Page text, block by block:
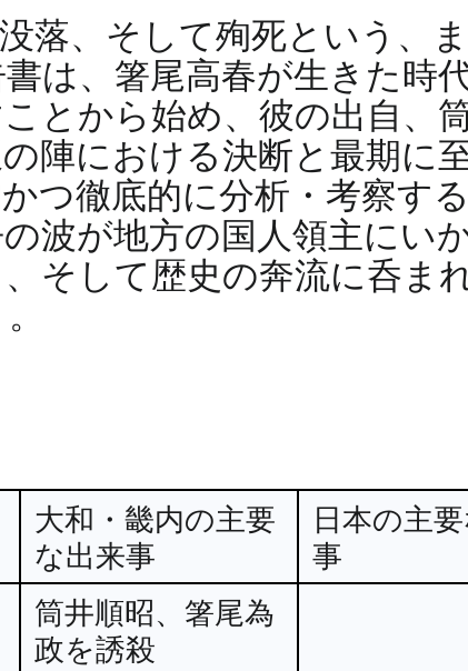
落、そして殉死という、
は、箸尾高春が生きた時
とから始め、彼の出自、
陣における決断と最期に
つ徹底的に分析・考察す
波が地方の国人領主にい
そして歴史の奔流に呑ま
大和・畿内の主要
な出来事
日本の主
事
筒井順昭、箸尾為
政を誘殺